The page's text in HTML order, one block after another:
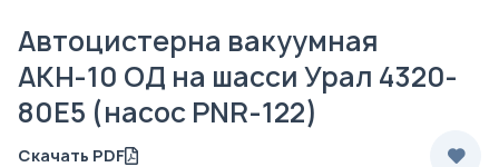
Автоцистерна вакуумная
АКН-10 ОД на шасси Урал 4320-
80Е5 (насос PNR-122)
Скачать PDF